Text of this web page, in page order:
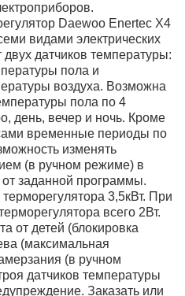
Daewoo Enertec X4
видами электрических
датчиков температуры:
пола и
воздуха. Возможна
пола по 4
день, вечер и ночь. Кроме
временные периоды по
изменять
(в ручном режиме) в
заданной программы.
3,5кВт. При
всего 2Вт.
от детей (блокировка
(максимальная
(в ручном
датчиков температуры
Заказать или